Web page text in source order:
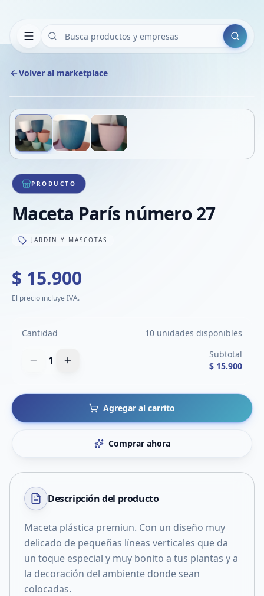
Buscar
Volver al marketplace
1/3
PRODUCTO
Maceta París número 27
JARDIN Y MASCOTAS
$ 15.900
El precio incluye IVA.
Cantidad 10 unidades disponibles
1
Subtotal
$ 15.900
Agregar al carrito
Comprar ahora
Descripción del producto
Maceta plástica premiun. Con un diseño muy
delicado de pequeñas líneas verticales que da
un toque especial y muy bonito a tus plantas y a
la decoración del ambiente donde sean
colocadas.